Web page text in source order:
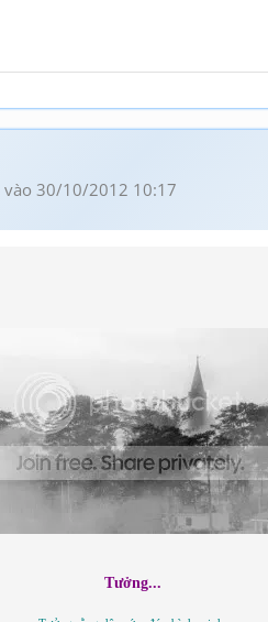
vào 30/10/2012 10:17
Tưởng...